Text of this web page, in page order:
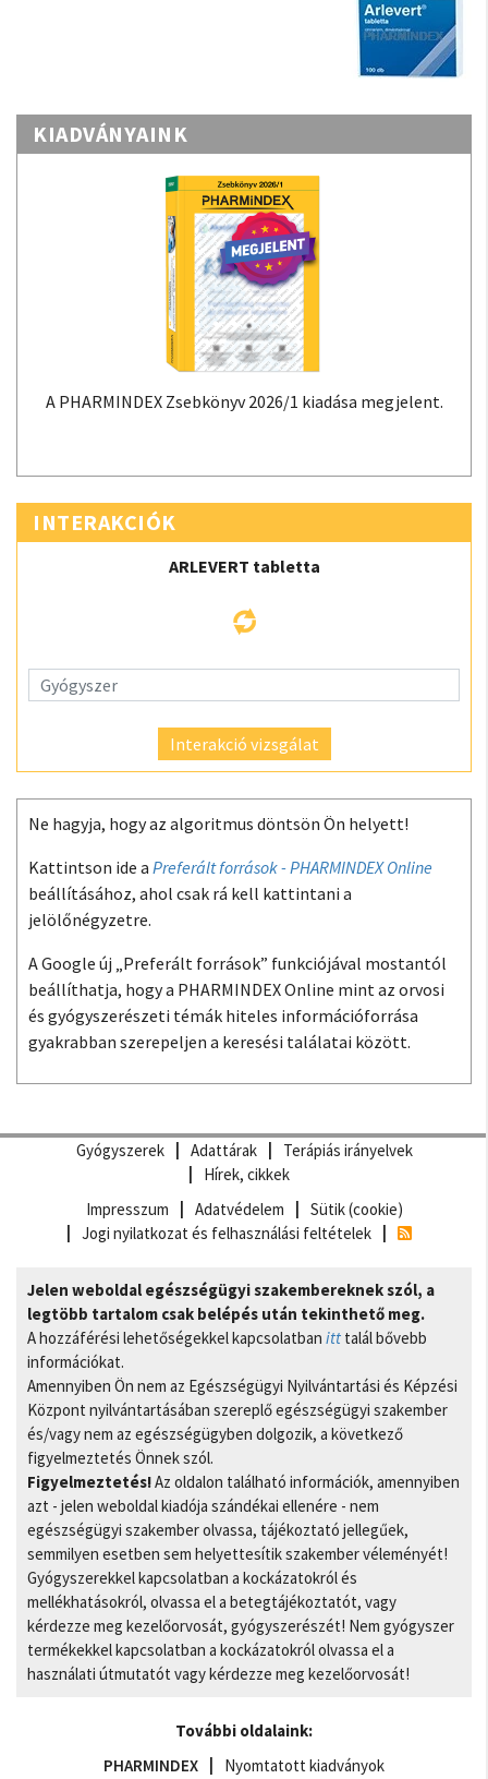
KIADVÁNYAINK
A PHARMINDEX Zsebkönyv 2026/1 kiadása megjelent.
INTERAKCIÓK
ARLEVERT tabletta
Interakció vizsgálat
Ne hagyja, hogy az algoritmus döntsön Ön helyett!
Kattintson ide a Preferált források - PHARMINDEX Online
beállításához, ahol csak rá kell kattintani a
jelölőnégyzetre.
A Google új „Preferált források” funkciójával mostantól
beállíthatja, hogy a PHARMINDEX Online mint az orvosi
és gyógyszerészeti témák hiteles információforrása
gyakrabban szerepeljen a keresési találatai között.
Gyógyszerek Adattárak
Terápiás irányelvek
Hírek, cikkek
Impresszum
Adatvédelem
Sütik (cookie)
Jogi nyilatkozat és felhasználási feltételek
Jelen weboldal egészségügyi szakembereknek szól, a
legtöbb tartalom csak belépés után tekinthető meg.
A hozzáférési lehetőségekkel kapcsolatban itt talál bővebb
információkat.
Amennyiben Ön nem az Egészségügyi Nyilvántartási és Képzési
Központ nyilvántartásában szereplő egészségügyi szakember
és/vagy nem az egészségügyben dolgozik, a következő
figyelmeztetés Önnek szól.
Figyelmeztetés!Az oldalon található információk, amennyiben
azt - jelen weboldal kiadója szándékai ellenére - nem
egészségügyi szakember olvassa, tájékoztató jellegűek,
semmilyen esetben sem helyettesítik szakember véleményét!
Gyógyszerekkel kapcsolatban a kockázatokról és
mellékhatásokról, olvassa el a betegtájékoztatót, vagy
kérdezze meg kezelőorvosát, gyógyszerészét! Nem gyógyszer
termékekkel kapcsolatban a kockázatokról olvassa el a
használati útmutatót vagy kérdezze meg kezelőorvosát!
További oldalaink:
PHARMINDEX
Nyomtatott kiadványok